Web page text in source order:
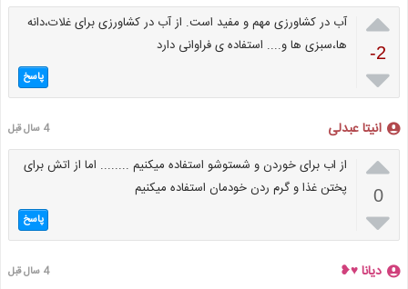

-2

آب در کشاورزی مهم و مفید است. از آب در کشاورزی برای غلات،دانه
ها،سبزی ها و.... استفاده ی فراوانی دارد
پاسخ
انیتا عبدلی 4 سال قبل

0

از اب برای خوردن و شستوشو استفاده میکنیم ........ اما از اتش برای
پختن غذا و گرم ردن خودمان استفاده میکنیم
پاسخ
دیانا ♥︎❥ 4 سال قبل